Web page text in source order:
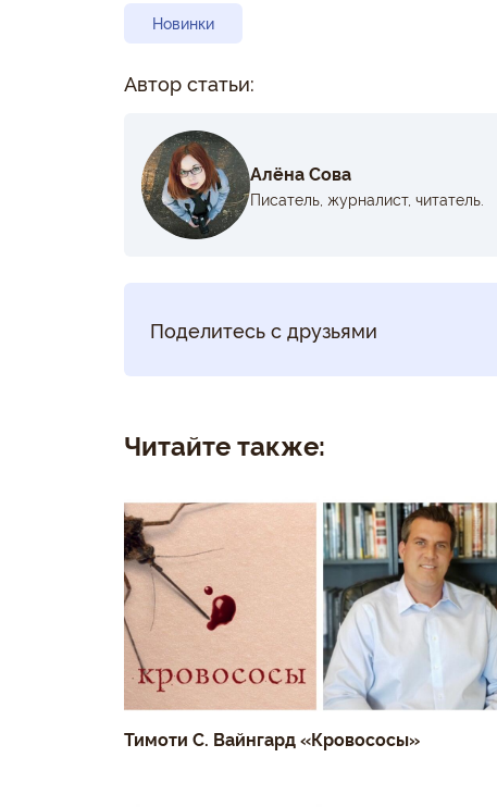
Новинки
Автор статьи:
Алёна Сова
Писатель, журналист, читатель.
Поделитесь с друзьями
Читайте также:
Тимоти С. Вайнгард «Кровососы»